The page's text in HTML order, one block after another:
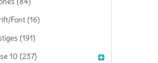
Font (16)
(191)
10 (237)